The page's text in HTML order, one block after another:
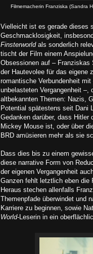
Filmemacherin Franziska (Sandra
Vielleicht ist es gerade dieses
Geschmacklosigkeit,
Finsterworld als sonderlich
tischt der Film einem
Obsessionen auf – Franziskas
der Hautevolee für das eigene
romantische Verbundenheit
unbelasteten Vergangenheit
altbekannten Themen: Nazis,
Potential spätestens seit Dani
Gedanken darüber, dass
Mickey Mouse ist, oder über
BRD amüsieren mehr als sie
Dass dies bis zu einem
diese narrative Form von
der eigenen Vergangenheit
Ganzen fehlt letztlich eben die
Heraus stechen allenfalls
Themenpfade überwindet und
Karriere zu beginnen, sowie
World-Leserin in ein